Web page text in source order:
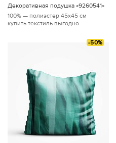
Декоративная подушка «9260541»
100% — полиэстер 45x45 см
купить текстиль выгодно
-50%